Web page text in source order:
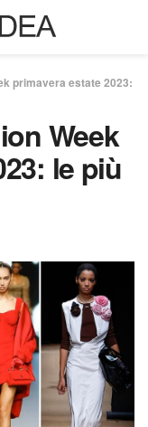
primavera estate 2023:
Week
le più